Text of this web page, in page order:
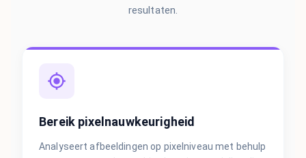
resultaten.
Bereik pixelnauwkeurigheid
Analyseert afbeeldingen op pixelniveau met behulp